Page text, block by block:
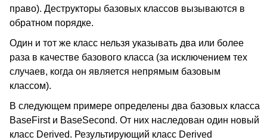
право). Деструкторы базовых классов вызываются в
обратном порядке.
Один и тот же класс нельзя указывать два или более
раза в качестве базового класса (за исключением тех
случаев, когда он является непрямым базовым
классом).
В следующем примере определены два базовых класса
BaseFirst и BaseSecond. От них наследован один новый
класс Derived. Результирующий класс Derived